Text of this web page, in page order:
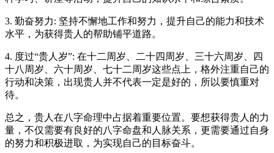
3. 勤奋努力: 坚持不懈地工作和努力，提升自己的能力和技术
水平，为获得贵人的帮助铺平道路。
4. 度过“贵人岁”: 在十二周岁、二十四周岁、三十六周岁、四
十八周岁、六十周岁、七十二周岁这些点上，格外注重自己的
行动和决策，出现贵人并不代表一定是好的，所以要慎重对
待。
总之，贵人在八字命理中占据着重要位置。要想获得贵人的力
量，不仅需要有良好的八字命盘和人脉关系，更需要通过自身
的努力和积极进取，为实现自己的目标奋斗。